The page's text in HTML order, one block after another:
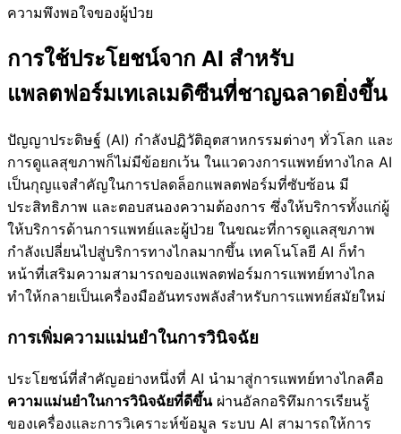
ความพึงพอใจของผู้ป่วย
การใช้ประโยชน์จาก AI สำหรับ
แพลตฟอร์มเทเลเมดิซีนที่ชาญฉลาดยิ่งขึ้น
ปัญญาประดิษฐ์ (AI) กำลังปฏิวัติอุตสาหกรรมต่างๆ ทั่วโลก และ
การดูแลสุขภาพก็ไม่มีข้อยกเว้น ในแวดวงการแพทย์ทางไกล AI
เป็นกุญแจสำคัญในการปลดล็อกแพลตฟอร์มที่ซับซ้อน มี
ประสิทธิภาพ และตอบสนองความต้องการ ซึ่งให้บริการทั้งแก่ผู้
ให้บริการด้านการแพทย์และผู้ป่วย ในขณะที่การดูแลสุขภาพ
กำลังเปลี่ยนไปสู่บริการทางไกลมากขึ้น เทคโนโลยี AI ก็ทำ
หน้าที่เสริมความสามารถของแพลตฟอร์มการแพทย์ทางไกล
ทำให้กลายเป็นเครื่องมืออันทรงพลังสำหรับการแพทย์สมัยใหม่
การเพิ่มความแม่นยำในการวินิจฉัย
ประโยชน์ที่สำคัญอย่างหนึ่งที่ AI นำมาสู่การแพทย์ทางไกลคือ
ความแม่นยำในการวินิจฉัยที่ดีขึ้นผ่านอัลกอริทึมการเรียนรู้
ของเครื่องและการวิเคราะห์ข้อมูล ระบบ AI สามารถให้การ